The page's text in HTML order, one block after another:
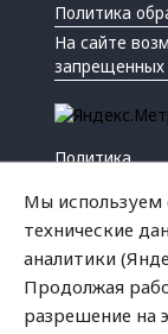
Политика
На сайте
запрещенных
Политика
Мы используем
технические
аналитики
Продолжая
разрешение на